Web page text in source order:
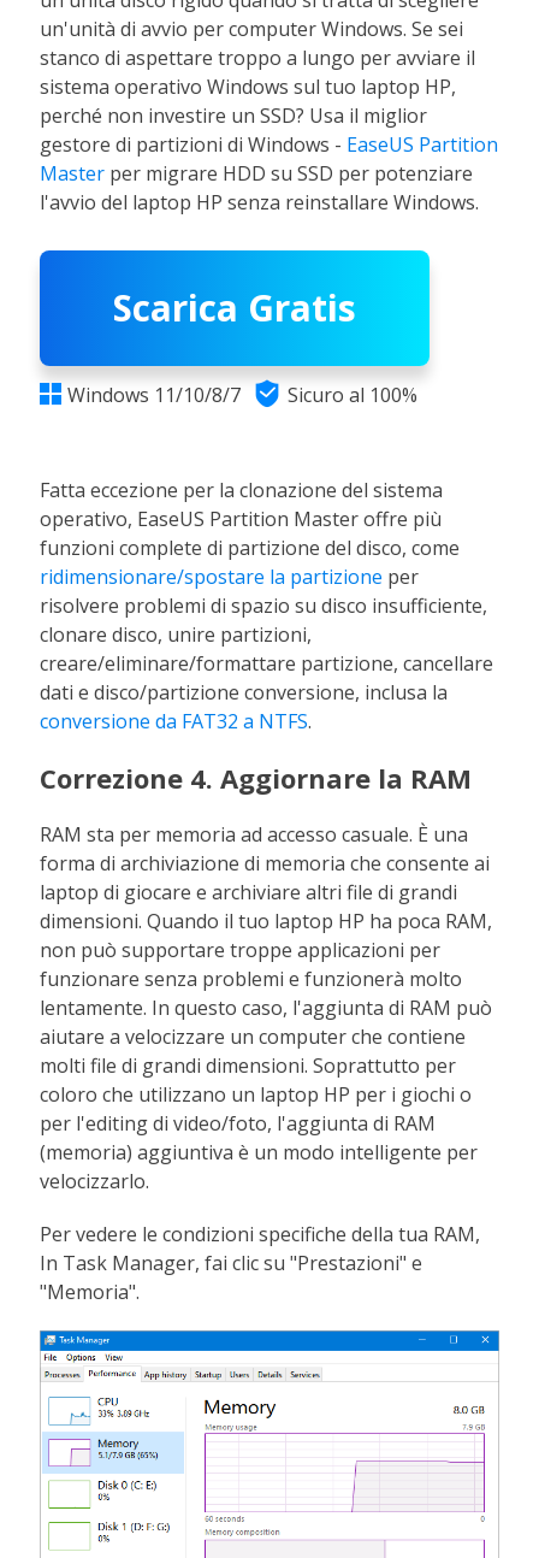
un'unità di avvio per computer Windows. Se sei
stanco di aspettare troppo a lungo per avviare il
sistema operativo Windows sul tuo laptop HP,
perché non investire un SSD? Usa il miglior
gestore di partizioni di Windows - EaseUS Partition
Master per migrare HDD su SSD per potenziare
l'avvio del laptop HP senza reinstallare Windows.
Scarica Gratis
 Windows 11/10/8/7  Sicuro al 100%
Fatta eccezione per la clonazione del sistema
operativo, EaseUS Partition Master offre più
funzioni complete di partizione del disco, come
ridimensionare/spostare la partizione per
risolvere problemi di spazio su disco insufficiente,
clonare disco, unire partizioni,
creare/eliminare/formattare partizione, cancellare
dati e disco/partizione conversione, inclusa la
conversione da FAT32 a NTFS.
Correzione 4. Aggiornare la RAM
RAM sta per memoria ad accesso casuale. È una
forma di archiviazione di memoria che consente ai
laptop di giocare e archiviare altri file di grandi
dimensioni. Quando il tuo laptop HP ha poca RAM,
non può supportare troppe applicazioni per
funzionare senza problemi e funzionerà molto
lentamente. In questo caso, l'aggiunta di RAM può
aiutare a velocizzare un computer che contiene
molti file di grandi dimensioni. Soprattutto per
coloro che utilizzano un laptop HP per i giochi o
per l'editing di video/foto, l'aggiunta di RAM
(memoria) aggiuntiva è un modo intelligente per
velocizzarlo.
Per vedere le condizioni specifiche della tua RAM,
In Task Manager, fai clic su "Prestazioni" e
"Memoria".